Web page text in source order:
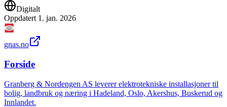
Digitalt
Oppdatert 1. jan. 2026
gnas.no
Forside
Granberg & Nordengen AS leverer elektrotekniske installasjoner til
bolig, landbruk og næring i Hadeland, Oslo, Akershus, Buskerud og
Innlandet.